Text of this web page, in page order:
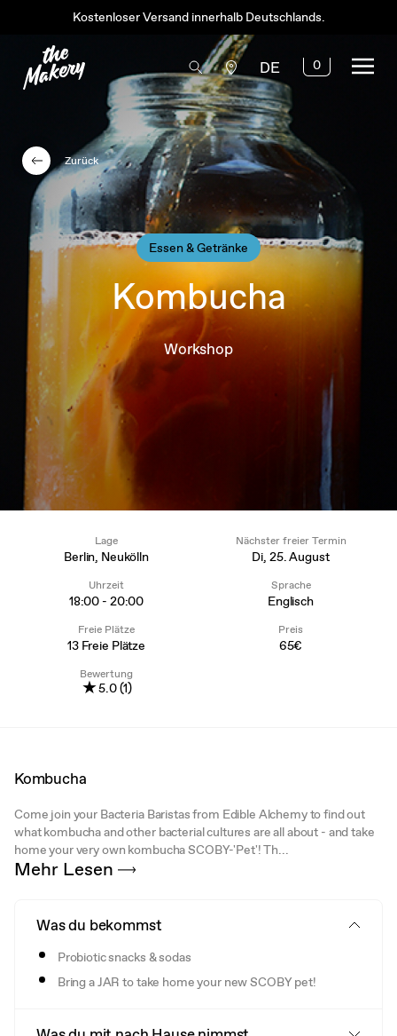
Kostenloser Versand innerhalb Deutschlands.
DE 0
Essen & Getränke
Kombucha
Workshop
Zurück
Lage
Berlin, Neukölln
Nächster freier Termin
Di, 25. August
Uhrzeit
18:00 - 20:00
Sprache
Englisch
Freie Plätze
13 Freie Plätze
Preis
65€
Bewertung
★5.0 (1)
Kombucha
Come join your Bacteria Baristas from Edible Alchemy to find out
what kombucha and other bacterial cultures are all about - and take
home your very own kombucha SCOBY-'Pet'! Th...
Mehr Lesen
Was du bekommst
Probiotic snacks & sodas
Bring a JAR to take home your new SCOBY pet!